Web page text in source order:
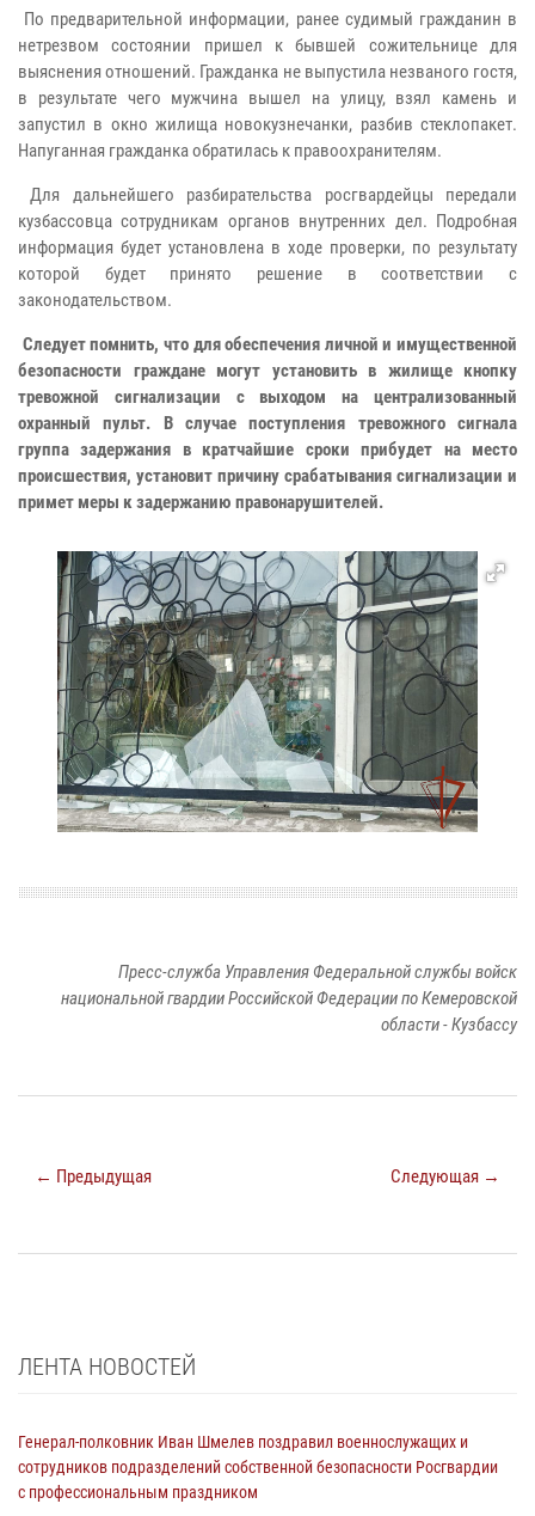
По предварительной информации, ранее судимый гражданин в
нетрезвом состоянии пришел к бывшей сожительнице для
выяснения отношений. Гражданка не выпустила незваного гостя,
в результате чего мужчина вышел на улицу, взял камень и
запустил в окно жилища новокузнечанки, разбив стеклопакет.
Напуганная гражданка обратилась к правоохранителям.
Для дальнейшего разбирательства росгвардейцы передали
кузбассовца сотрудникам органов внутренних дел. Подробная
информация будет установлена в ходе проверки, по результату
которой будет принято решение в соответствии с
законодательством.
Следует помнить, что для обеспечения личной и имущественной
безопасности граждане могут установить в жилище кнопку
тревожной сигнализации с выходом на централизованный
охранный пульт. В случае поступления тревожного сигнала
группа задержания в кратчайшие сроки прибудет на место
происшествия, установит причину срабатывания сигнализации и
примет меры к задержанию правонарушителей.
Пресс-служба Управления Федеральной службы войск
национальной гвардии Российской Федерации по Кемеровской
области - Кузбассу
← Предыдущая Следующая →
ЛЕНТА НОВОСТЕЙ
Генерал-полковник Иван Шмелев поздравил военнослужащих и
сотрудников подразделений собственной безопасности Росгвардии
с профессиональным праздником